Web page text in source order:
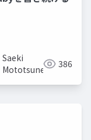
Saeki
Mototsune
386